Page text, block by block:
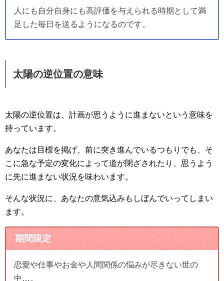
人にも自分自身にも高評価を与えられる時期として満
足した毎日を送るようになるのです。
太陽の逆位置の意味
太陽の逆位置は、計画が思うように進まないという意味を
持っています。
あなたは目標を掲げ、前に突き進んでいるつもりでも、そ
こに急な予定の変化によって道が閉ざされたり、思うよう
に先に進まない状況を味わいます。
そんな状況に、あなたの意気込みもしぼんでいってしまい
ます。
期間限定
恋愛や仕事やお金や人間関係の悩みが尽きない世の
中…。